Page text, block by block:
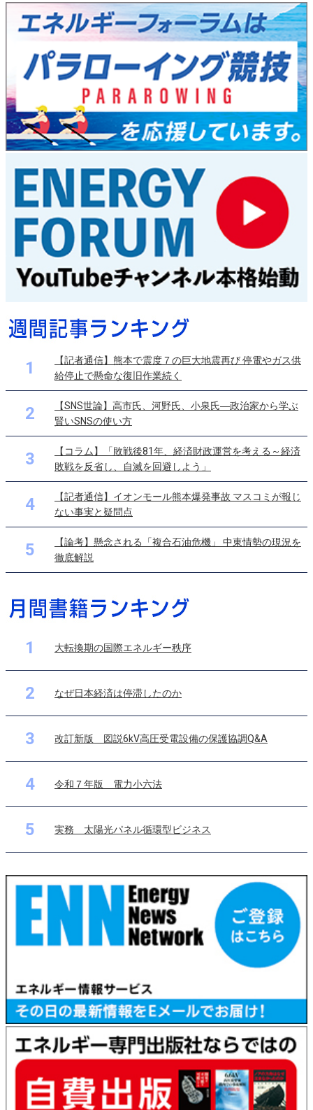
1
【記者通信】熊本で震度７の巨大地震再び 停電やガス供
給停止で懸命な復旧作業続く
2
【SNS世論】高市氏、河野氏、小泉氏―政治家から学ぶ
賢いSNSの使い方
3
【コラム】「敗戦後81年、経済財政運営を考える～経済
敗戦を反省し、自滅を回避しよう」
4
【記者通信】イオンモール熊本爆発事故 マスコミが報じ
ない事実と疑問点
5
【論考】懸念される「複合石油危機」 中東情勢の現況を
徹底解説
1 大転換期の国際エネルギー秩序
2 なぜ日本経済は停滞したのか
3 改訂新版 図説6kV高圧受電設備の保護協調Q&A
4 令和７年版 電力小六法
5 実務 太陽光パネル循環型ビジネス